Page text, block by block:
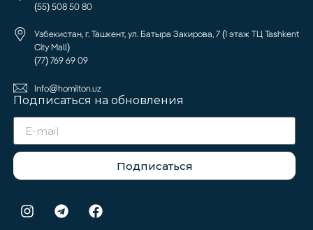
(55) 508 50 80
Узбекистан, г. Ташкент, ул. Батыра Закирова, 7 (1 этаж ТЦ Tashkent
City Mall)
(77) 769 69 09
Info@homilton.uz
Подписаться на обновления
Подписаться